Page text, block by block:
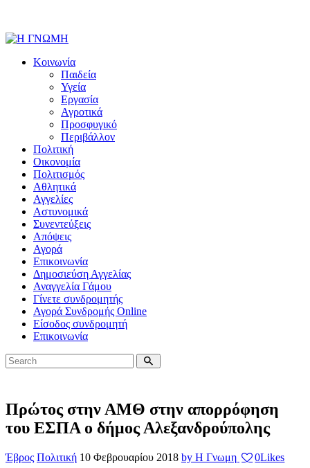
Κοινωνία
Παιδεία
Υγεία
Εργασία
Αγροτικά
Προσφυγικό
Περιβάλλον
Πολιτική
Οικονομία
Πολιτισμός
Αθλητικά
Αγγελίες
Αστυνομικά
Συνεντεύξεις
Απόψεις
Αγορά
Επικοινωνία
Δημοσιεύση Αγγελίας
Αναγγελία Γάμου
Γίνετε συνδρομητής
Αγορά Συνδρομής Online
Είσοδος συνδρομητή
Επικοινωνία
Πρώτος στην ΑΜΘ στην απορρόφηση
του ΕΣΠΑ ο δήμος Αλεξανδρούπολης
Έβρος Πολιτική 10 Φεβρουαρίου 2018 by Η Γνωμη 0Likes